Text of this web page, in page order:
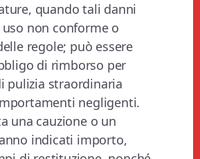
quando tali danni
non conforme o
regole; può essere
di rimborso per
pulizia straordinaria
negligenti.
una cauzione o un
indicati importo,